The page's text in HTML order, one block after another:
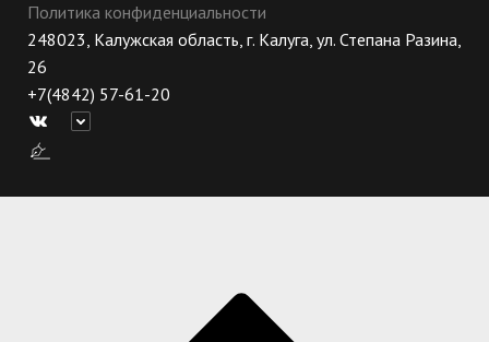
Политика конфиденциальности
248023, Калужская область, г. Калуга, ул. Степана Разина,
26
+7(4842) 57-61-20